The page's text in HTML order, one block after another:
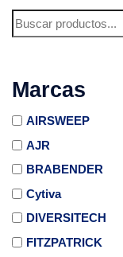
Marcas
AIRSWEEP
AJR
BRABENDER
Cytiva
DIVERSITECH
FITZPATRICK